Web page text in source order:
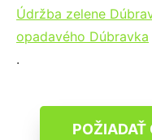
Údržba zelene
opadavého Dúbravka
.
POŽIADAŤ